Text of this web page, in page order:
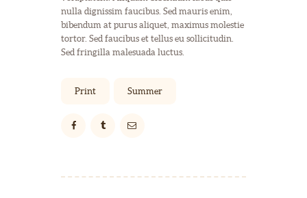
nulla dignissim faucibus. Sed mauris enim,
bibendum at purus aliquet, maximus molestie
tortor. Sed faucibus et tellus eu sollicitudin.
Sed fringilla malesuada luctus.
Print Summer